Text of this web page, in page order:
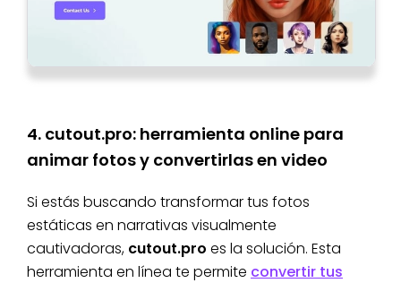
4. cutout.pro: herramienta online para
animar fotos y convertirlas en video
Si estás buscando transformar tus fotos
estáticas en narrativas visualmente
cautivadoras, cutout.pro es la solución. Esta
herramienta en línea te permite convertir tus